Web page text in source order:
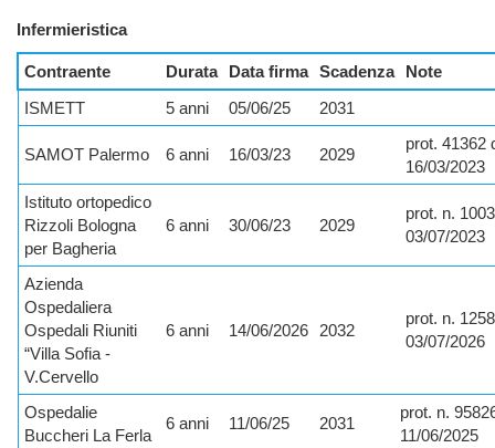
Infermieristica
Contraente Durata Data firma Scadenza
Note
ISMETT
5 anni 05/06/25 2031
SAMOT Palermo 6 anni 16/03/23 2029
prot. 41362
16/03/2023
Istituto ortopedico
Rizzoli Bologna
per Bagheria
6 anni 30/06/23 2029
prot. n.
03/07/2023
Azienda
Ospedaliera
Ospedali Riuniti
“Villa Sofia -
V.Cervello
6 anni 14/06/2026 2032
prot. n.
03/07/2026
Ospedalie
Buccheri La Ferla
6 anni 11/06/25 2031
prot. n.
11/06/2025